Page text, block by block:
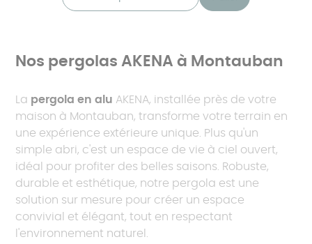
Nos pergolas AKENA à Montauban
La pergola en alu AKENA, installée près de votre
maison à Montauban, transforme votre terrain en
une expérience extérieure unique. Plus qu'un
simple abri, c'est un espace de vie à ciel ouvert,
idéal pour profiter des belles saisons. Robuste,
durable et esthétique, notre pergola est une
solution sur mesure pour créer un espace
convivial et élégant, tout en respectant
l'environnement naturel.